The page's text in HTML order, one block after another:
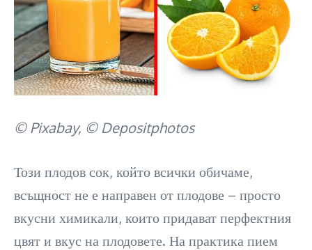
© Pixabay, © Depositphotos
Този плодов сок, който всички обичаме,
всъщност не е направен от плодове – просто
вкусни химикали, които придават перфектния
цвят и вкус на плодовете. На практика пием